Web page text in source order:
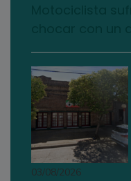
03/08/2026